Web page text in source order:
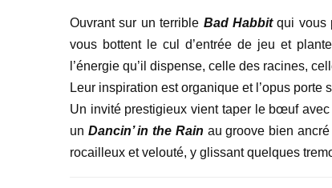
Ouvrant sur un terrible Bad Habbitqui vous
vous bottent le cul d’entrée de jeu et
l’énergie qu’il dispense, celle des racines,
Leur inspiration est organique et l’opus porte
Un invité prestigieux vient taper le bœuf
un Dancin’ in the Rain au groove bien
rocailleux et velouté, y glissant quelques